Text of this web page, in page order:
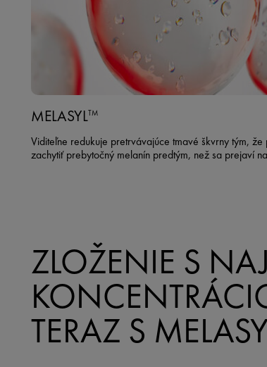
MELASYLTM
Viditeľne redukuje pretrvávajúce tmavé škvrny tým, že
zachytiť prebytočný melanín predtým, než sa prejaví
ZLOŽENIE S
TERAZ S